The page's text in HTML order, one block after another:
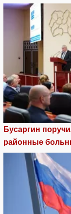
Бусаргин
районные